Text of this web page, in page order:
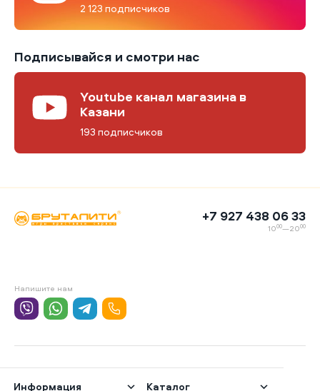
2 123 подписчиков
Подписывайся и смотри нас
Youtube канал магазина в
Казани
193 подписчиков
Информация Каталог
+7 927 438 06 33
1000—2000
Напишите нам